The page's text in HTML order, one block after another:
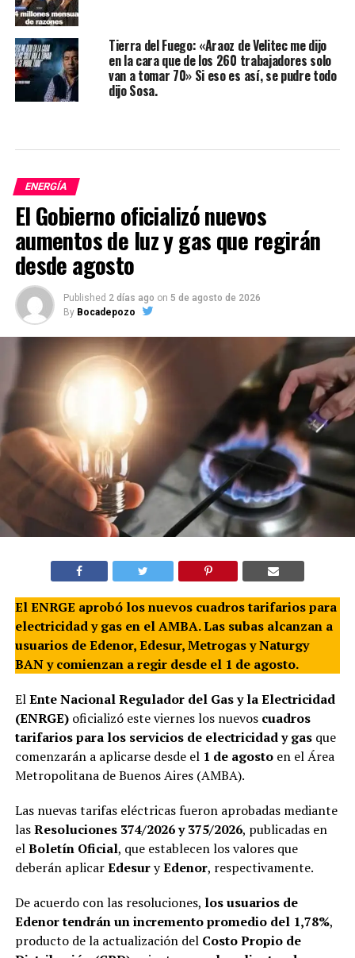
Tierra del Fuego: «Araoz de Velitec me dijo
en la cara que de los 260 trabajadores solo
van a tomar 70» Si eso es así, se pudre todo
dijo Sosa.
ENERGÍA
El Gobierno oficializó nuevos
aumentos de luz y gas que regirán
desde agosto
Published 2 días ago on 5 de agosto de 2026
By Bocadepozo
El ENRGE aprobó los nuevos cuadros tarifarios para
electricidad y gas en el AMBA. Las subas alcanzan a
usuarios de Edenor, Edesur, Metrogas y Naturgy
BAN y comienzan a regir desde el 1 de agosto.
ElEnte Nacional Regulador del Gas y la Electricidad
(ENRGE)oficializó este viernes los nuevos cuadros
tarifarios para los servicios de electricidad y gasque
comenzarán a aplicarse desde el 1 de agostoen el Área
Metropolitana de Buenos Aires (AMBA).
Las nuevas tarifas eléctricas fueron aprobadas mediante
lasResoluciones 374/2026 y 375/2026, publicadas en
elBoletín Oficial, que establecen los valores que
deberán aplicarEdesuryEdenor, respectivamente.
De acuerdo con las resoluciones, los usuarios de
Edenor tendrán un incremento promedio del 1,78%,
producto de la actualización del Costo Propio de